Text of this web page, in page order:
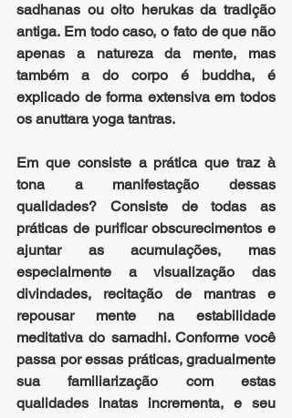
sadhanas ou oito herukas da tradição
antiga. Em todo caso, o fato de que não
apenas a natureza da mente, mas
também a do corpo é buddha, é
explicado de forma extensiva em todos
os anuttara yoga tantras.
Em que consiste a prática que traz à
tona a manifestação dessas
qualidades? Consiste de todas as
práticas de purificar obscurecimentos e
ajuntar as acumulações, mas
especialmente a visualização das
divindades, recitação de mantras e
repousar mente na estabilidade
meditativa do samadhi. Conforme você
passa por essas práticas, gradualmente
sua familiarização com estas
qualidades inatas incrementa, e seu